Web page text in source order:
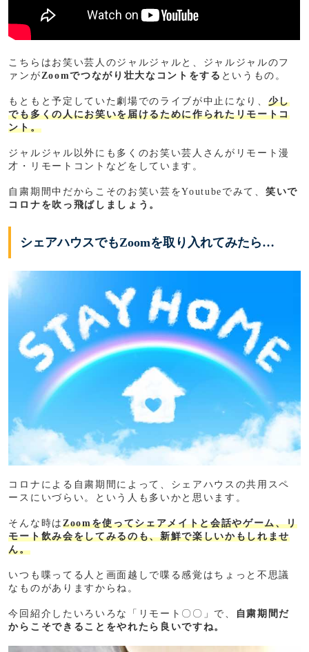
こちらはお笑い芸人のジャルジャルと、ジャルジャルのフ
ァンが Zoomでつながり壮大なコントをする というもの。
もともと予定していた劇場でのライブが中止になり、 少し
でも多くの人にお笑いを届けるために作られたリモートコ
ント。
ジャルジャル以外にも多くのお笑い芸人さんがリモート漫
才・リモートコントなどをしています。
自粛期間中だからこそのお笑い芸をYoutubeでみて、 笑いで
コロナを吹っ飛ばしましょう。
シェアハウスでもZoomを取り入れてみたら…
コロナによる自粛期間によって、シェアハウスの共用スペ
ースにいづらい。という人も多いかと思います。
そんな時は Zoomを使ってシェアメイトと会話やゲーム、リ
モート飲み会をしてみるのも、新鮮で楽しいかもしれませ
ん。
いつも喋ってる人と画面越しで喋る感覚はちょっと不思議
なものがありますからね。
今回紹介したいろいろな「リモート〇〇」で、
自粛期間だ
からこそできることをやれたら良いですね。